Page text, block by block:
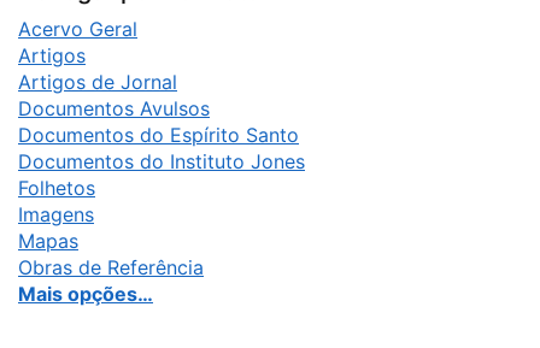
Acervo Geral
Artigos
Artigos de Jornal
Documentos Avulsos
Documentos do Espírito Santo
Documentos do Instituto Jones
Folhetos
Imagens
Mapas
Obras de Referência
Mais opções…